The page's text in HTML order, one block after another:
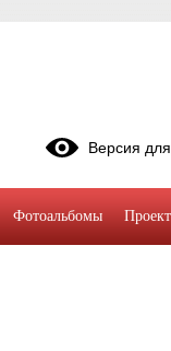
Версия
Фотоальбомы